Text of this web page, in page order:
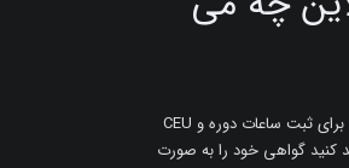
اطلاعات تکمیلی دوره گواهی آنلاین CEU دستاوردهای یادگیری مادام العمر خود را مستند کنید برای ثبت ساعات دوره و CEU
کنید گواهی خود را به صورت